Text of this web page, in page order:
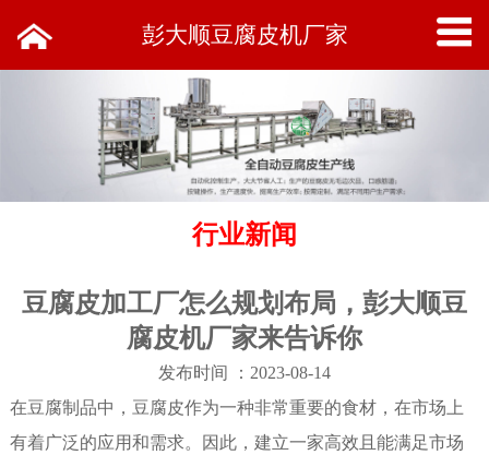
彭大顺豆腐皮机厂家
行业新闻
豆腐皮加工厂怎么规划布局，彭大顺豆
腐皮机厂家来告诉你
发布时间 ：2023-08-14
在豆腐制品中，豆腐皮作为一种非常重要的食材，在市场上
有着广泛的应用和需求。因此，建立一家高效且能满足市场